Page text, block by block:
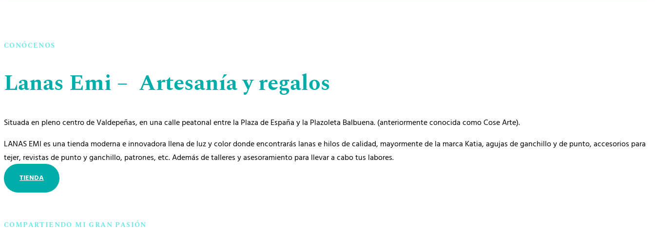
CONÓCENOS
Lanas Emi – Artesanía y regalos
Situada en pleno centro de Valdepeñas, en una calle peatonal entre la Plaza de España y la Plazoleta Balbuena. (anteriormente conocida como Cose Arte).
LANAS EMI es una tienda moderna e innovadora llena de luz y color donde encontrarás lanas e hilos de calidad, mayormente de la marca Katia, agujas de ganchillo y de punto, accesorios para
tejer, revistas de punto y ganchillo, patrones, etc. Además de talleres y asesoramiento para llevar a cabo tus labores.
TIENDA
COMPARTIENDO MI GRAN PASIÓN